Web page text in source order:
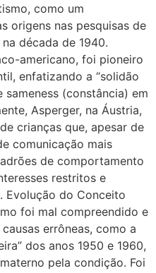
como um
origens nas pesquisas de
década de 1940.
americano, foi pioneiro
enfatizando a “solidão
sameness (constância) em
Asperger, na Áustria,
crianças que, apesar de
comunicação mais
de comportamento
restritos e
do Conceito
foi mal compreendido e
errôneas, como a
dos anos 1950 e 1960,
pela condição. Foi